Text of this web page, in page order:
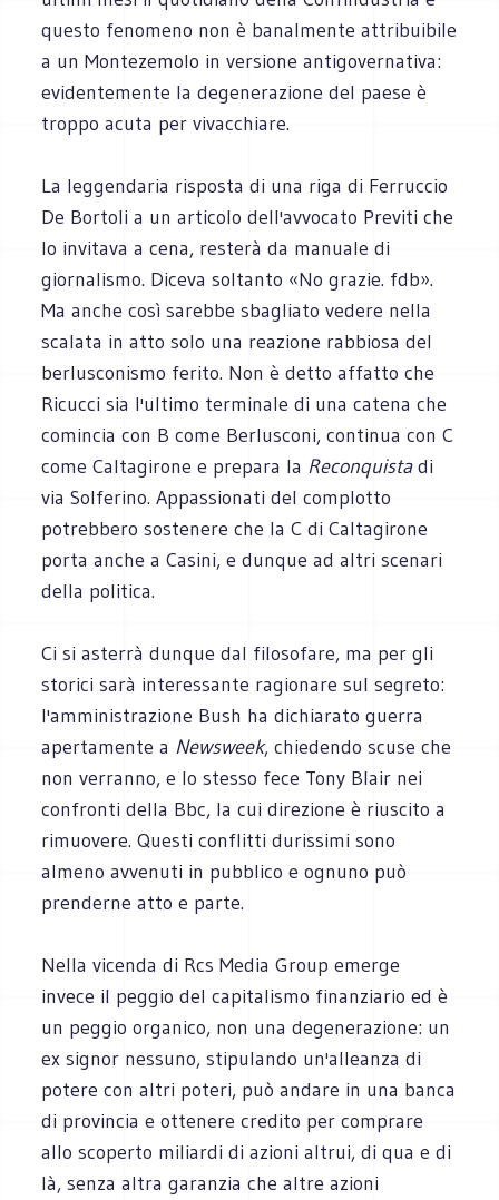
questo fenomeno non è banalmente attribuibile
a un Montezemolo in versione antigovernativa:
evidentemente la degenerazione del paese è
troppo acuta per vivacchiare.
La leggendaria risposta di una riga di Ferruccio
De Bortoli a un articolo dell'avvocato Previti che
lo invitava a cena, resterà da manuale di
giornalismo. Diceva soltanto «No grazie. fdb».
Ma anche così sarebbe sbagliato vedere nella
scalata in atto solo una reazione rabbiosa del
berlusconismo ferito. Non è detto affatto che
Ricucci sia l'ultimo terminale di una catena che
comincia con B come Berlusconi, continua con C
come Caltagirone e prepara la Reconquistadi
via Solferino. Appassionati del complotto
potrebbero sostenere che la C di Caltagirone
porta anche a Casini, e dunque ad altri scenari
della politica.
Ci si asterrà dunque dal filosofare, ma per gli
storici sarà interessante ragionare sul segreto:
l'amministrazione Bush ha dichiarato guerra
apertamente a Newsweek, chiedendo scuse che
non verranno, e lo stesso fece Tony Blair nei
confronti della Bbc, la cui direzione è riuscito a
rimuovere. Questi conflitti durissimi sono
almeno avvenuti in pubblico e ognuno può
prenderne atto e parte.
Nella vicenda di Rcs Media Group emerge
invece il peggio del capitalismo finanziario ed è
un peggio organico, non una degenerazione: un
ex signor nessuno, stipulando un'alleanza di
potere con altri poteri, può andare in una banca
di provincia e ottenere credito per comprare
allo scoperto miliardi di azioni altrui, di qua e di
là, senza altra garanzia che altre azioni